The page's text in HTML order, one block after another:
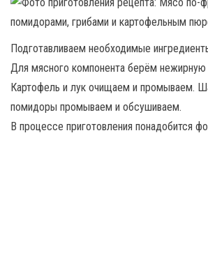
Подготавливаем необходимые
Для мясного компонента берём нежирную
Картофель и лук очищаем и промываем.
помидоры промываем и обсушиваем.
В процессе приготовления понадобится